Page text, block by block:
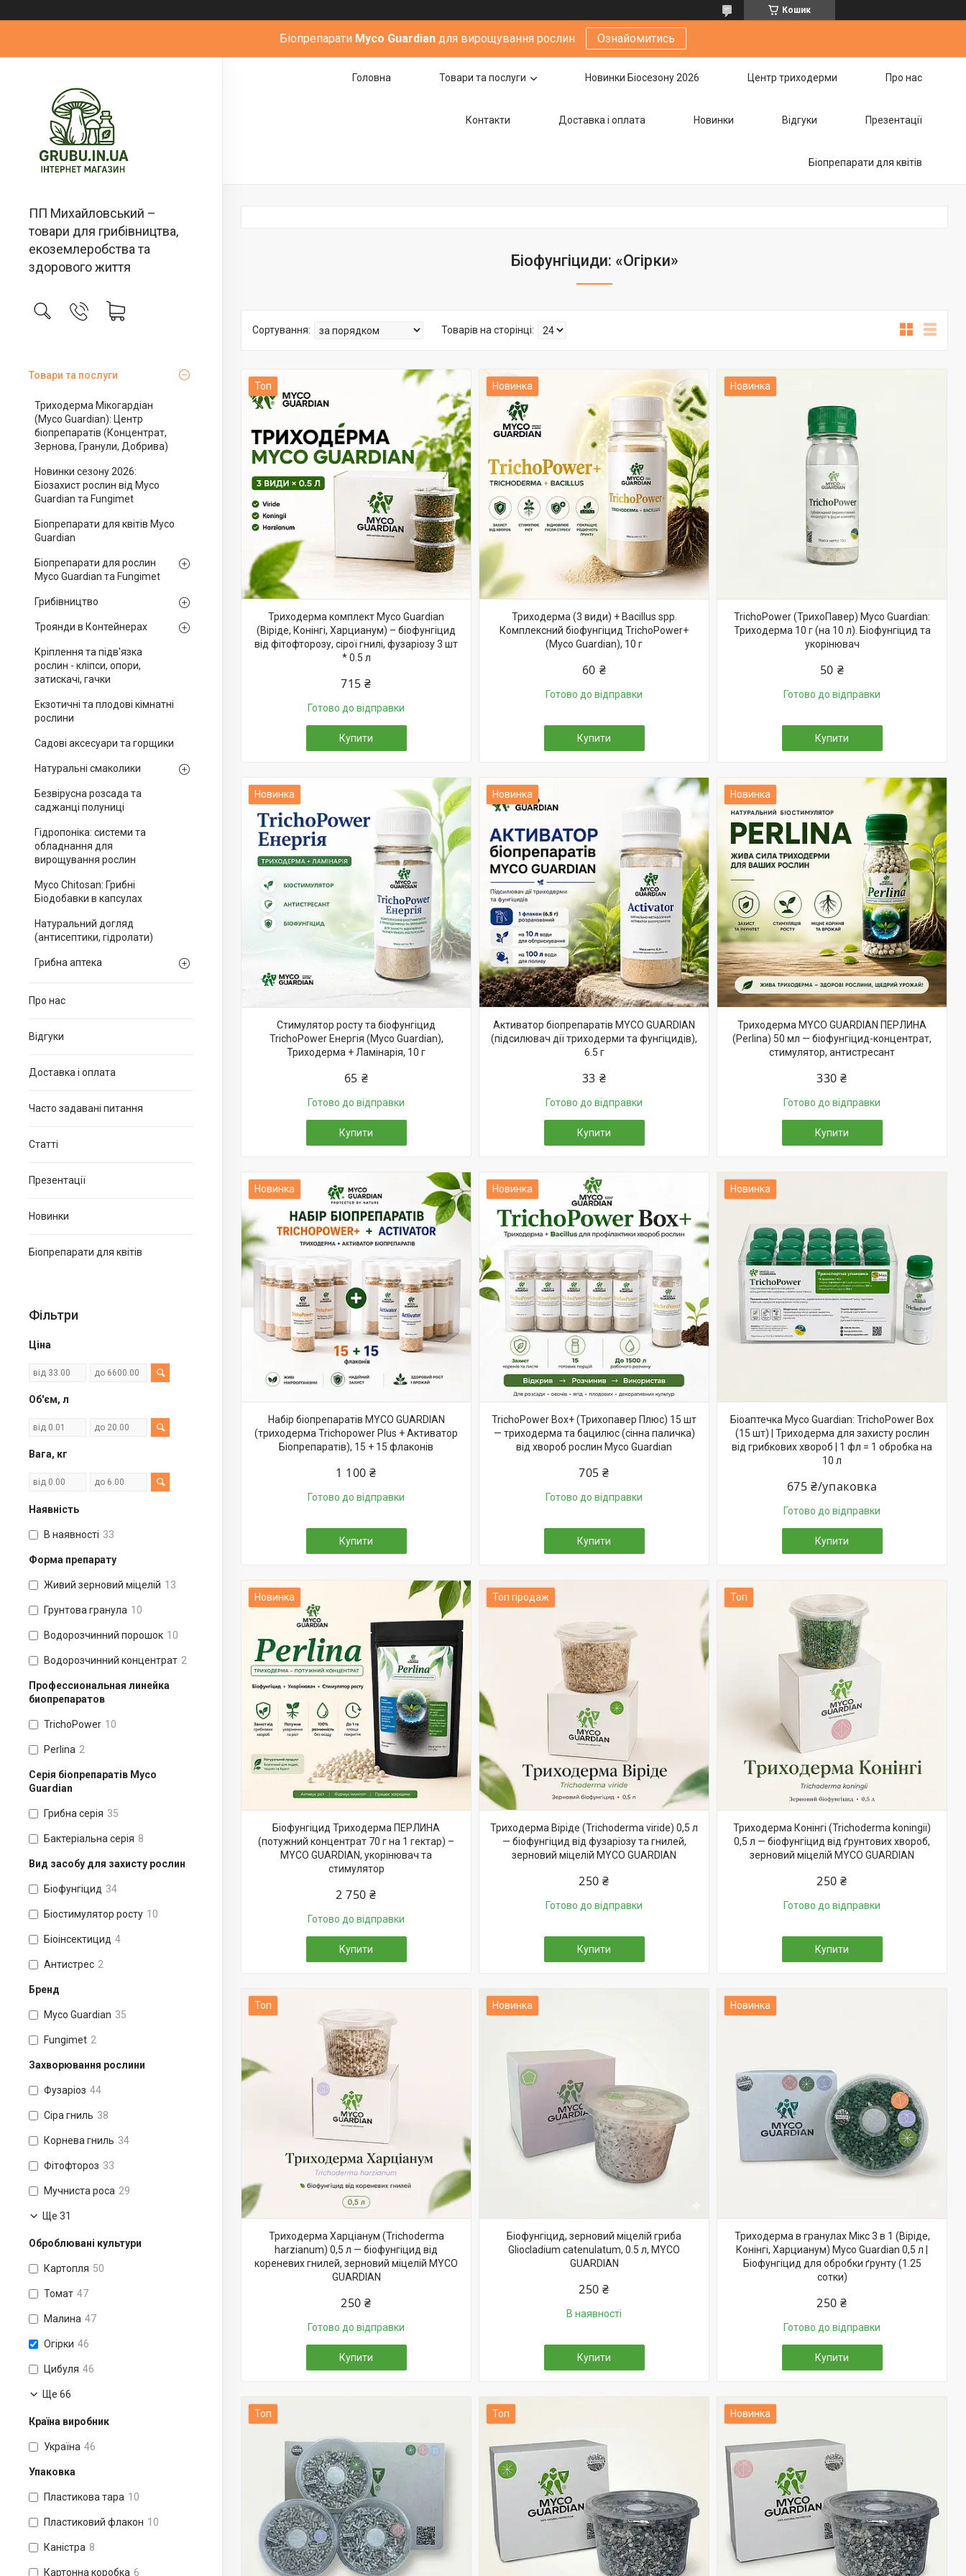
Кошик
Біопрепарати Мyco Guardian для вирощування рослин Ознайомитись
ПП Михайловський –
товари для грибівництва,
екоземлеробства та
здорового життя
Товари та послуги
Триходерма Мікогардіан
(Myco Guardian): Центр
біопрепаратів (Концентрат,
Зернова, Гранули, Добрива)
Новинки сезону 2026:
Біозахист рослин від Myco
Guardian та Fungimet
Біопрепарати для квітів Myco
Guardian
Біопрепарати для рослин
Myco Guardian та Fungimet
Грибівництво
Троянди в Контейнерах
Кріплення та підв'язка
рослин - кліпси, опори,
затискачі, гачки
Екзотичні та плодові кімнатні
рослини
Садові аксесуари та горщики
Натуральні смаколики
Безвірусна розсада та
саджанці полуниці
Гідропоніка: системи та
обладнання для
вирощування рослин
Myco Chitosan: Грибні
Біодобавки в капсулах
Натуральний догляд
(антисептики, гідролати)
Грибна аптека
Про нас
Відгуки
Доставка і оплата
Часто задавані питання
Статті
Презентації
Новинки
Біопрепарати для квітів
Фільтри
Ціна
Об'єм, л
Вага, кг
Наявність
В наявності 33
Форма препарату
Живий зерновий міцелій 13
Грунтова гранула 10
Водорозчинний порошок 10
Водорозчинний концентрат 2
Профессиональная линейка
биопрепаратов
TrichoPower 10
Perlina 2
Серія біопрепаратів Myco
Guardian
Грибна серія 35
Бактеріальна серія 8
Вид засобу для захисту рослин
Біофунгіцид 34
Біостимулятор росту 10
Біоінсектицид 4
Антистрес 2
Бренд
Myco Guardian 35
Fungimet 2
Захворювання рослини
Фузаріоз 44
Сіра гниль 38
Корнева гниль 34
Фітофтороз 33
Муч­нис­та ро­са 29
Ще 31
Оброблювані культури
Картопля 50
Томат 47
Малина 47
Огірки 46
Цибуля 46
Ще 66
Країна виробник
Україна 46
Упаковка
Пластикова тара 10
Пластиковий флакон 10
Каністра 8
Картонна коробка 6
Головна Товари та послуги Новинки Біосезону 2026 Центр триходерми Про нас
Контакти Доставка i оплата Новинки Відгуки Презентації
Біопрепарати для квітів
Біофунгіциди: «Огірки»
Топ
Триходерма комплект Myco Guardian
(Віріде, Конінгі, Харцианум) – біофунгіцид
від фітофторозу, сірої гнилі, фузаріозу 3 шт
* 0.5 л
715 ₴
Готово до відправки
Купити
Новинка
Триходерма (3 види) + Bacillus spp.
Комплексний біофунгіцид TrichoPower+
(Myco Guardian), 10 г
60 ₴
Готово до відправки
Купити
Новинка
TrichoPower (ТрихоПавер) Myco Guardian:
Триходерма 10 г (на 10 л). Біофунгіцид та
укорінювач
50 ₴
Готово до відправки
Купити
Новинка
Стимулятор росту та біофунгіцид
TrichoPower Енергія (Myco Guardian),
Триходерма + Ламінарія, 10 г
65 ₴
Готово до відправки
Купити
Новинка
Активатор біопрепаратів MYCO GUARDIAN
(підсилювач дії триходерми та фунгіцидів),
6.5 г
33 ₴
Готово до відправки
Купити
Новинка
Триходерма MYCO GUARDIAN ПЕРЛИНА
(Perlina) 50 мл — біофунгіцид-концентрат,
стимулятор, антистресант
330 ₴
Готово до відправки
Купити
Новинка
Набір біопрепаратів MYCO GUARDIAN
(триходерма Trichopower Plus + Активатор
Біопрепаратів), 15 + 15 флаконів
1 100 ₴
Готово до відправки
Купити
Новинка
TrichoPower Box+ (Трихопавер Плюс) 15 шт
— триходерма та бацилюс (сінна паличка)
від хвороб рослин Myco Guardian
705 ₴
Готово до відправки
Купити
Новинка
Біоаптечка Myco Guardian: TrichoPower Box
(15 шт) | Триходерма для захисту рослин
від грибкових хвороб | 1 фл = 1 обробка на
10 л
675 ₴/упаковка
Готово до відправки
Купити
Новинка
Біофунгіцид Триходерма ПЕРЛИНА
(потужний концентрат 70 г на 1 гектар) –
MYCO GUARDIAN, укорінювач та
стимулятор
2 750 ₴
Готово до відправки
Купити
Топ продаж
Триходерма Віріде (Trichoderma viride) 0,5 л
— біофунгіцид від фузаріозу та гнилей,
зерновий міцелій MYCO GUARDIAN
250 ₴
Готово до відправки
Купити
Топ
Триходерма Конінгі (Trichoderma koningii)
0,5 л — біофунгіцид від ґрунтових хвороб,
зерновий міцелій MYCO GUARDIAN
250 ₴
Готово до відправки
Купити
Топ
Триходерма Харціанум (Trichoderma
harzianum) 0,5 л — біофунгіцид від
кореневих гнилей, зерновий міцелій MYCO
GUARDIAN
250 ₴
Готово до відправки
Купити
Новинка
Біофунгіцид, зерновий міцелій гриба
Gliocladium catenulatum, 0.5 л, MYCO
GUARDIAN
250 ₴
В наявності
Купити
Новинка
Триходерма в гранулах Мікс 3 в 1 (Віріде,
Конінгі, Харцианум) Myco Guardian 0,5 л |
Біофунгіцид для обробки ґрунту (1.25
сотки)
250 ₴
Готово до відправки
Купити
Топ Топ Новинка